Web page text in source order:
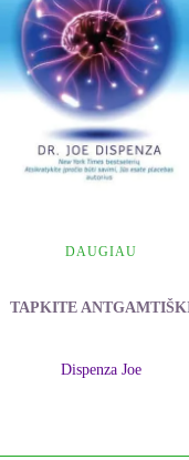
DAUGIAU
TAPKITE
Dispenza Joe